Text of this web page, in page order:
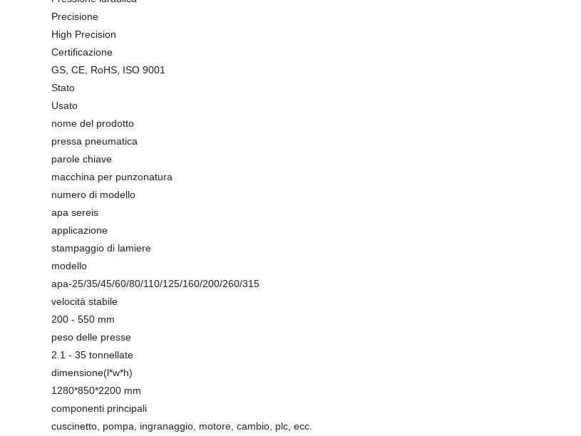
Precisione
High Precision
Certificazione
GS, CE, RoHS, ISO 9001
Stato
Usato
nome del prodotto
pressa pneumatica
parole chiave
macchina per punzonatura
numero di modello
apa sereis
applicazione
stampaggio di lamiere
modello
apa-25/35/45/60/80/110/125/160/200/260/315
velocità stabile
200 - 550 mm
peso delle presse
2.1 - 35 tonnellate
dimensione(l*w*h)
1280*850*2200 mm
componenti principali
cuscinetto, pompa, ingranaggio, motore, cambio, plc, ecc.